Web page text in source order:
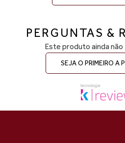
PERGUNTAS &
Este produto ainda
SEJA O PRIMEIRO A